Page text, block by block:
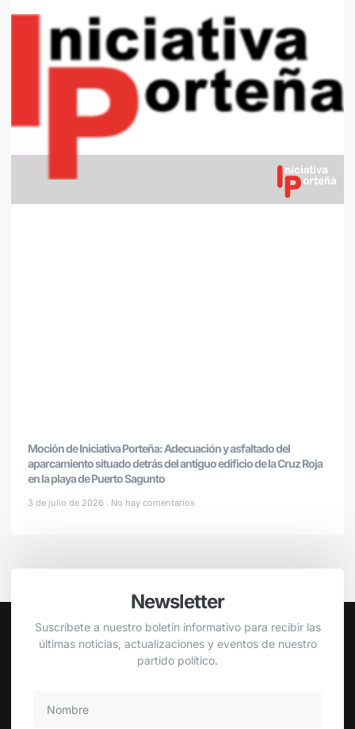
Moción de Iniciativa Porteña: Adecuación y asfaltado del
aparcamiento situado detrás del antiguo edificio de la Cruz Roja
en la playa de Puerto Sagunto
3 de julio de 2026 No hay comentarios
Newsletter
Suscríbete a nuestro boletín informativo para recibir las
últimas noticias, actualizaciones y eventos de nuestro
partido político.